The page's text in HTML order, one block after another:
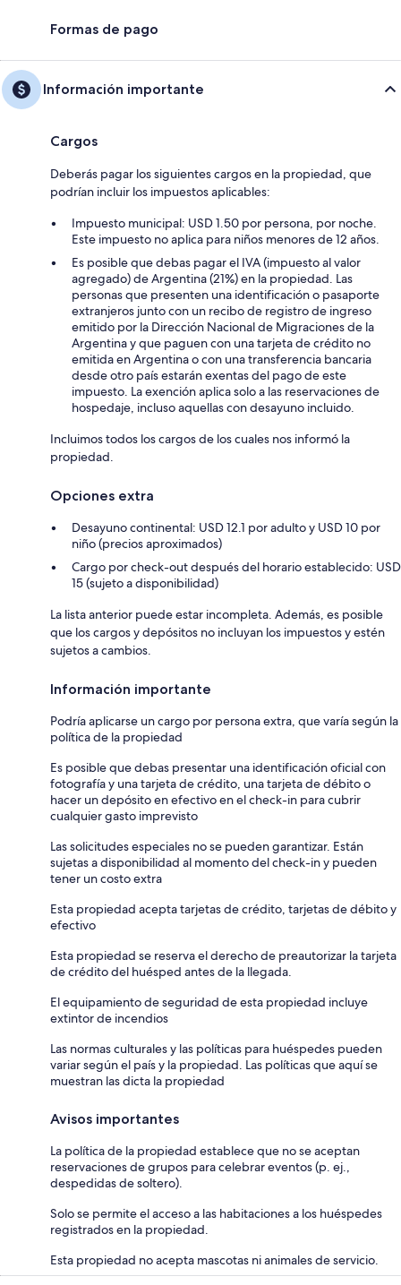
Formas de pago
Información importante
Cargos
Deberás pagar los siguientes cargos en la propiedad, que
podrían incluir los impuestos aplicables:
Impuesto municipal: USD 1.50 por persona, por noche.
Este impuesto no aplica para niños menores de 12 años.
Es posible que debas pagar el IVA (impuesto al valor
agregado) de Argentina (21%) en la propiedad. Las
personas que presenten una identificación o pasaporte
extranjeros junto con un recibo de registro de ingreso
emitido por la Dirección Nacional de Migraciones de la
Argentina y que paguen con una tarjeta de crédito no
emitida en Argentina o con una transferencia bancaria
desde otro país estarán exentas del pago de este
impuesto. La exención aplica solo a las reservaciones de
hospedaje, incluso aquellas con desayuno incluido.
Incluimos todos los cargos de los cuales nos informó la
propiedad.
Opciones extra
Desayuno continental: USD 12.1 por adulto y USD 10 por
niño (precios aproximados)
Cargo por check-out después del horario establecido: USD
15 (sujeto a disponibilidad)
La lista anterior puede estar incompleta. Además, es posible
que los cargos y depósitos no incluyan los impuestos y estén
sujetos a cambios.
Información importante
Podría aplicarse un cargo por persona extra, que varía según la
política de la propiedad
Es posible que debas presentar una identificación oficial con
fotografía y una tarjeta de crédito, una tarjeta de débito o
hacer un depósito en efectivo en el check-in para cubrir
cualquier gasto imprevisto
Las solicitudes especiales no se pueden garantizar. Están
sujetas a disponibilidad al momento del check-in y pueden
tener un costo extra
Esta propiedad acepta tarjetas de crédito, tarjetas de débito y
efectivo
Esta propiedad se reserva el derecho de preautorizar la tarjeta
de crédito del huésped antes de la llegada.
El equipamiento de seguridad de esta propiedad incluye
extintor de incendios
Las normas culturales y las políticas para huéspedes pueden
variar según el país y la propiedad. Las políticas que aquí se
muestran las dicta la propiedad
Avisos importantes
La política de la propiedad establece que no se aceptan
reservaciones de grupos para celebrar eventos (p. ej.,
despedidas de soltero).
Solo se permite el acceso a las habitaciones a los huéspedes
registrados en la propiedad.
Esta propiedad no acepta mascotas ni animales de servicio.